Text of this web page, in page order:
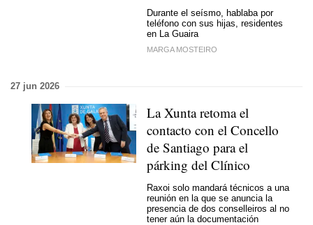
Durante el seísmo, hablaba por
teléfono con sus hijas, residentes
en La Guaira
MARGA MOSTEIRO
27 jun 2026
La Xunta retoma el
contacto con el Concello
de Santiago para el
párking del Clínico
Raxoi solo mandará técnicos a una
reunión en la que se anuncia la
presencia de dos conselleiros al no
tener aún la documentación